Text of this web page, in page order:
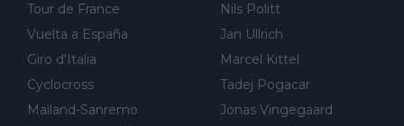
Tour de France
Vuelta a España
Giro d'Italia
Cyclocross
Mailand-Sanremo
Nils Politt
Jan Ullrich
Marcel Kittel
Tadej Pogacar
Jonas Vingegaard